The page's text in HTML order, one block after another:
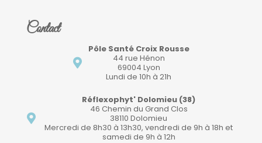
Contact
Pôle Santé Croix Rousse
44 rue Hénon
69004 Lyon
Lundi de 10h à 21h
Réflexophyt' Dolomieu (38)
46 Chemin du Grand Clos
38110 Dolomieu
Mercredi de 8h30 à 13h30, vendredi de 9h à 18h et
samedi de 9h à 12h